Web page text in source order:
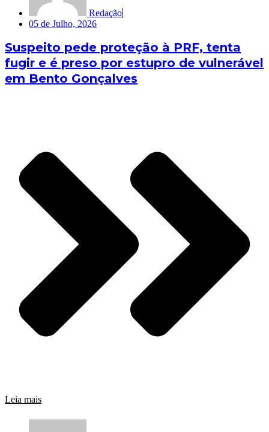
Redação
05 de Julho, 2026
Suspeito pede proteção à PRF, tenta
fugir e é preso por estupro de vulnerável
em Bento Gonçalves
Leia mais